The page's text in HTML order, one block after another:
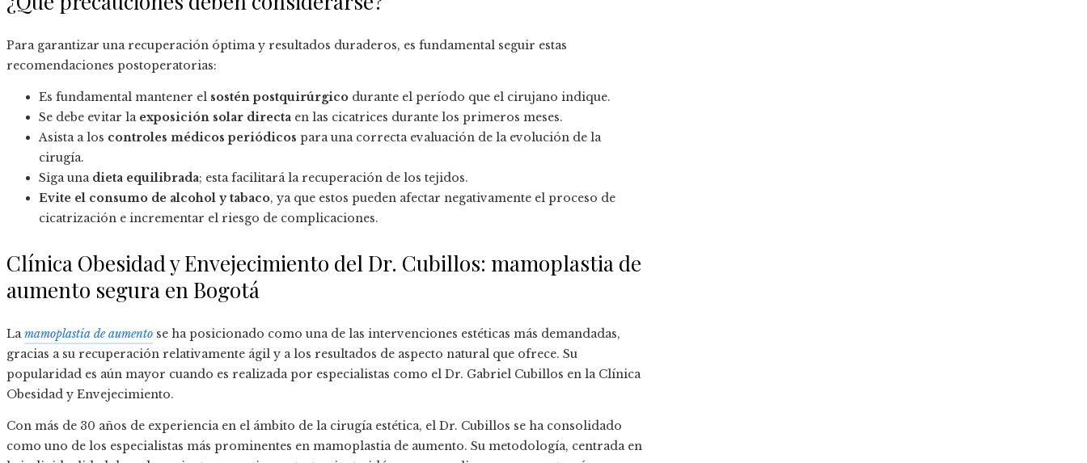
Para garantizar una recuperación óptima y resultados duraderos, es fundamental seguir estas
recomendaciones postoperatorias:
Es fundamental mantener el sostén postquirúrgico durante el período que el cirujano indique.
Se debe evitar la exposición solar directa en las cicatrices durante los primeros meses.
Asista a los controles médicos periódicos para una correcta evaluación de la evolución de la
cirugía.
Siga una dieta equilibrada; esta facilitará la recuperación de los tejidos.
Evite el consumo de alcohol y tabaco, ya que estos pueden afectar negativamente el proceso de
cicatrización e incrementar el riesgo de complicaciones.
Clínica Obesidad y Envejecimiento del Dr. Cubillos: mamoplastia de
aumento segura en Bogotá
Lamamoplastia de aumento se ha posicionado como una de las intervenciones estéticas más demandadas,
gracias a su recuperación relativamente ágil y a los resultados de aspecto natural que ofrece. Su
popularidad es aún mayor cuando es realizada por especialistas como el Dr. Gabriel Cubillos en la Clínica
Obesidad y Envejecimiento.
Con más de 30 años de experiencia en el ámbito de la cirugía estética, el Dr. Cubillos se ha consolidado
como uno de los especialistas más prominentes en mamoplastia de aumento. Su metodología, centrada en